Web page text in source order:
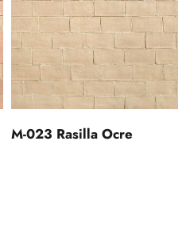
M-023 Rasilla Ocre